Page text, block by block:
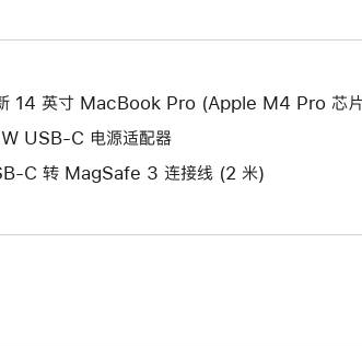
新
窗
开
的
窗
14 英寸 MacBook Pro (Apple M4 Pro 芯
USB-C 电源适配器
C 转 MagSafe 3 连接线 (2 米)